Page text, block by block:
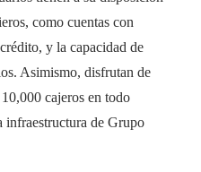
como cuentas con
y la capacidad de
Asimismo, disfrutan de
cajeros en todo
de Grupo